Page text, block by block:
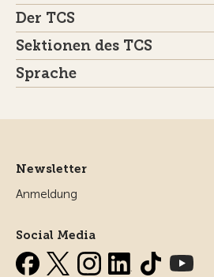
Der TCS
Sektionen des TCS
Sprache
Newsletter
Anmeldung
Social Media